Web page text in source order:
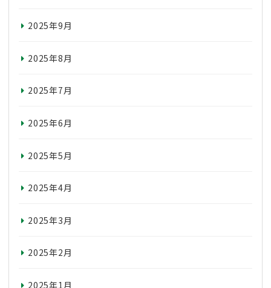
2025年9月
2025年8月
2025年7月
2025年6月
2025年5月
2025年4月
2025年3月
2025年2月
2025年1月